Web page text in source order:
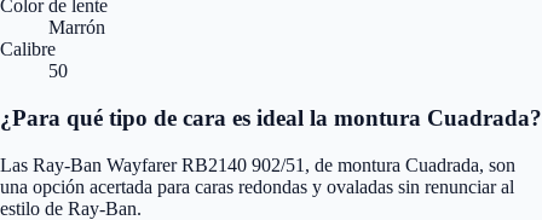
Color de lente
Marrón
Calibre
50
¿Para qué tipo de cara es ideal la montura Cuadrada?
Las Ray-Ban Wayfarer RB2140 902/51, de montura Cuadrada, son
una opción acertada para caras redondas y ovaladas sin renunciar al
estilo de Ray-Ban.